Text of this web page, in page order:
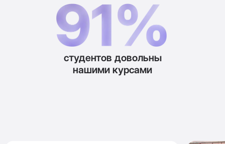
студентов довольны
нашими курсами